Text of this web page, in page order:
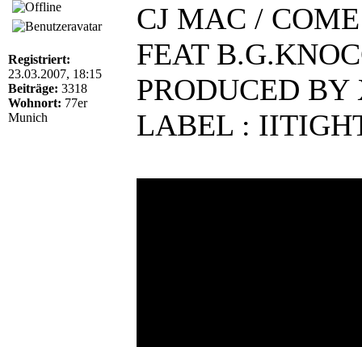
Registriert:
23.03.2007, 18:15
Beiträge: 3318
Wohnort: 77er
Munich
CJ MAC /
FEAT
PRODUCED
LABEL :